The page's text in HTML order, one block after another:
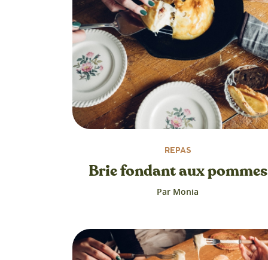
REPAS
Brie fondant aux pommes
Par Monia